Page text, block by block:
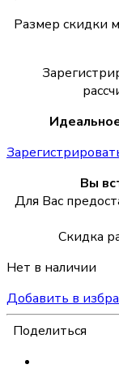
Размер скидки
Вы
Для Вас
Скидка
Нет в наличии
Добавить в
Поделиться